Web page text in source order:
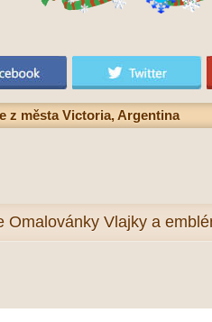
z města Victoria, Argentina
Omalovánky Vlajky a